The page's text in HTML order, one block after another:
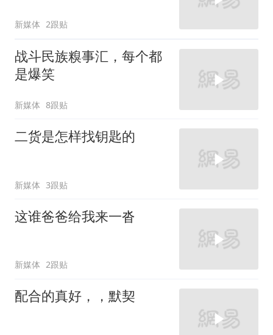
新媒体 2跟贴
战斗民族糗事汇，每个都
是爆笑
新媒体 8跟贴
二货是怎样找钥匙的
新媒体 3跟贴
这谁爸爸给我来一沓
新媒体 2跟贴
配合的真好，，默契